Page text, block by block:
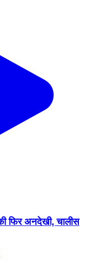
फिर अनदेखी, चालीस